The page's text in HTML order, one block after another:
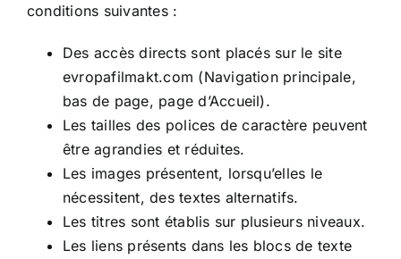
conditions suivantes :
Des accès directs sont placés sur le site
evropafilmakt.com (Navigation principale,
bas de page, page d’Accueil).
Les tailles des polices de caractère peuvent
être agrandies et réduites.
Les images présentent, lorsqu’elles le
nécessitent, des textes alternatifs.
Les titres sont établis sur plusieurs niveaux.
Les liens présents dans les blocs de texte